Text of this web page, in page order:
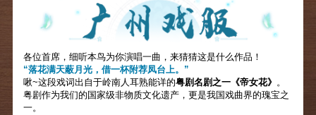
各位首席，细听本鸟为你演唱一曲，来猜猜这是什么作品！
“落花满天蔽月光，借一杯附荐凤台上。”
啾~这段戏词出自于岭南人耳熟能详的粤剧名剧之一《帝女花》 。
粤剧作为我们的国家级非物质文化遗产，更是我国戏曲界的瑰宝之
一。